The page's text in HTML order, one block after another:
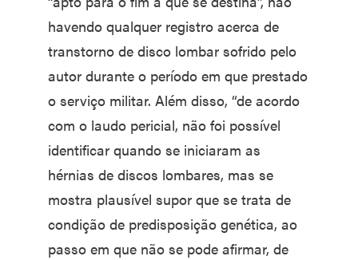
havendo qualquer registro acerca de
transtorno de disco lombar sofrido pelo
autor durante o período em que prestado
o serviço militar. Além disso, “de acordo
com o laudo pericial, não foi possível
identificar quando se iniciaram as
hérnias de discos lombares, mas se
mostra plausível supor que se trata de
condição de predisposição genética, ao
passo em que não se pode afirmar, de